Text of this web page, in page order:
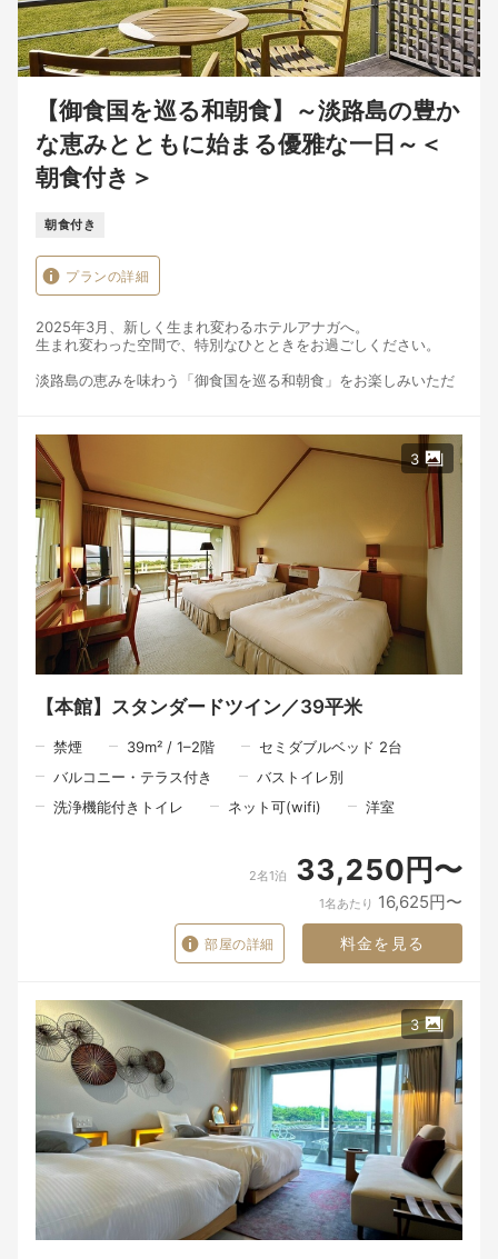
【御食国を巡る和朝食】～淡路島の豊か
な恵みとともに始まる優雅な一日～＜
朝食付き＞
朝食付き
プランの詳細
2025年3月、新しく生まれ変わるホテルアナガへ。
生まれ変わった空間で、特別なひとときをお過ごしください。
淡路島の恵みを味わう「御食国を巡る和朝食」をお楽しみいただ
ご連絡くださいませ。
【朝食】
時間：7:00～10:00（9:30L.O.）
「御食国（みけつくに）」として古くから食文化を育んできた淡
路島の豊かな恵みを存分に生かした和朝食。
厳選した地元の食材を使用し、一品一品に丁寧な手仕事を施すこ
とで、素材本来の美味しさを引き出しました。
優しい味わいが、ゆっくりと体を目覚めさせ、心地よい一日のス
タートを演出します。
■レストランのご案内
※ご夕食をご希望の方はレストランをご利用いただきます。（要
事前予約）
淡路島で育った淡路和牛や旬の野菜たちと瀬戸内海から鳴門海峡
周辺で獲れる魚介を使った
お一人様：15，500円～
■ガーデンプール
営業期間：2026年6月13日～2026年9月30日
愛犬はホテル本館および食事会場にご同伴いただけません。お部
同行される愛犬の狂犬病と混合ワクチンの接種日を事前確認させ
て頂いております。事前にご準備をお願いいたします。詳細は公
式HPをご確認ください。
※予防接種を受けていない場合は、ご利用当日でもご宿泊をお断
※一部の専用プランを除き、ルームサービスはございません。
※駐車場は隣接していません。本館正面駐車場を利用いただき、
わんちゃんやお荷物と共にホテル専用車で送迎を行っておりま
す。
【愛犬用アメニティ】
ベッド（小型犬用）、ゲージ、フードボウル、ブランケット
エッグミニ、ウェットティッシュ、脱臭シーツ、トイレ、防臭ご
み箱
【ドギー・ガーデン】
利用時間：8時 ～ 17時
季節や天候により変更・休止の場合あり
3
【本館】スタンダードツイン／39平米
禁煙 39m² / 1–2階
セミダブルベッド 2台
バルコニー・テラス付き
バストイレ別
洗浄機能付きトイレ
ネット可(wifi) 洋室
2名1泊 33,250円〜
1名あたり 16,625円〜
部屋の詳細 料金を見る
3